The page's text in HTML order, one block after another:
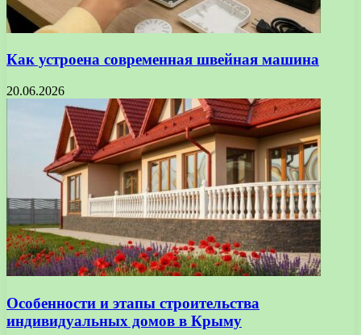
Как устроена современная швейная машина
20.06.2026
Особенности и этапы строительства
индивидуальных домов в Крыму